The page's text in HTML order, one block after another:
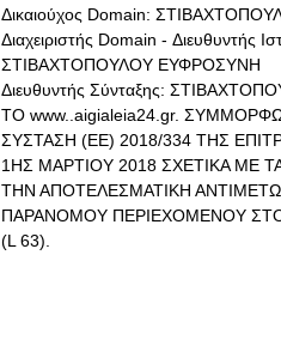
Δικαιούχος Domain:
Διαχειριστής Domain - Διευθυντής
ΣΤΙΒΑΧΤΟΠΟΥΛΟΥ ΕΥΦΡΟΣΥΝΗ
Διευθυντής Σύνταξης:
ΤΟ www..aigialeia24.gr.
ΣΥΣΤΑΣΗ (ΕΕ) 2018/334 ΤΗΣ
1ΗΣ ΜΑΡΤΙΟΥ 2018 ΣΧΕΤΙΚΑ ΜΕ
ΤΗΝ ΑΠΟΤΕΛΕΣΜΑΤΙΚΗ
ΠΑΡΑΝΟΜΟΥ ΠΕΡΙΕΧΟΜΕΝΟΥ ΣΤΟ
(L 63).